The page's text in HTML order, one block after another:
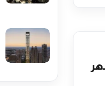
214 ألف عقد خلال 7 أشهر